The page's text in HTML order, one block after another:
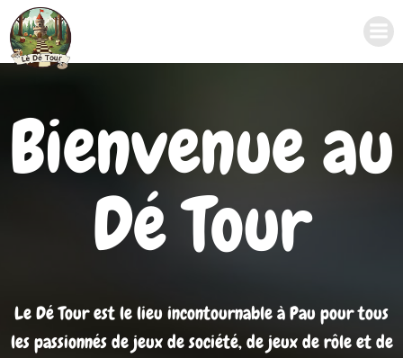
contenu
Bienvenue au
Dé Tour
Le Dé Tour est le lieu incontournable à Pau pour tous
les passionnés de jeux de société, de jeux de rôle et de